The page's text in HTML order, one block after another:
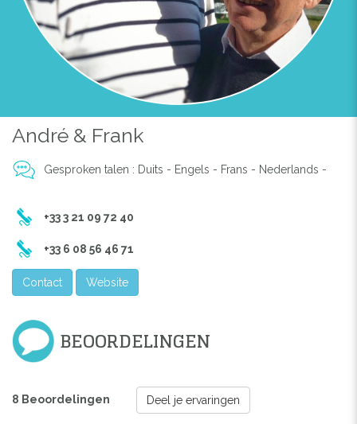
André & Frank
Gesproken talen : Duits - Engels - Frans - Nederlands -
+33 3 21 09 72 40
+33 6 08 56 46 71
Contact Website
BEOORDELINGEN
8 Beoordelingen Deel je ervaringen